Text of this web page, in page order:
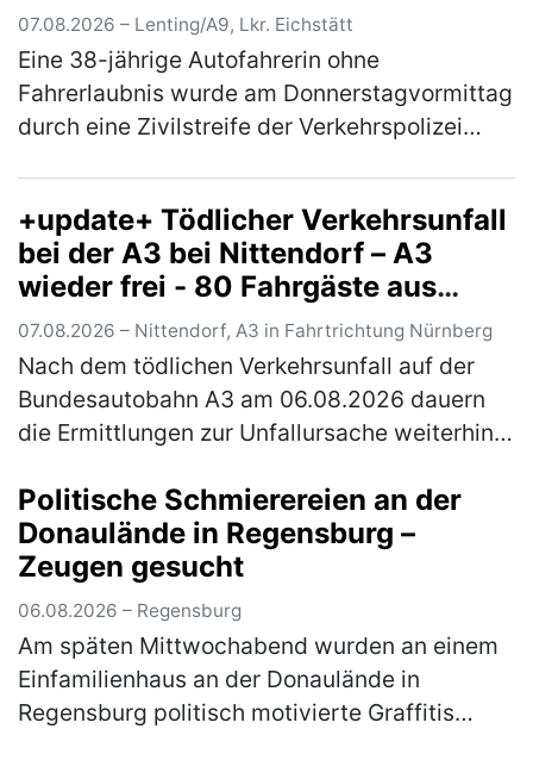
07.08.2026 – Lenting/A9, Lkr. Eichstätt
Eine 38-jährige Autofahrerin ohne
Fahrerlaubnis wurde am Donnerstagvormittag
durch eine Zivilstreife der Verkehrspolizei
(mehr)
+update+ Tödlicher Verkehrsunfall
bei der A3 bei Nittendorf – A3
wieder frei - 80 Fahrgäste aus
Zügen evakuiert
07.08.2026 – Nittendorf, A3 in Fahrtrichtung Nürnberg
Nach dem tödlichen Verkehrsunfall auf der
Bundesautobahn A3 am 06.08.2026 dauern
die Ermittlungen zur Unfallursache weiterhin
kam der alleinbeteiligte Pkw …(mehr)
Politische Schmierereien an der
Donaulände in Regensburg –
Zeugen gesucht
06.08.2026 – Regensburg
Am späten Mittwochabend wurden an einem
Einfamilienhaus an der Donaulände in
Regensburg politisch motivierte Graffitis